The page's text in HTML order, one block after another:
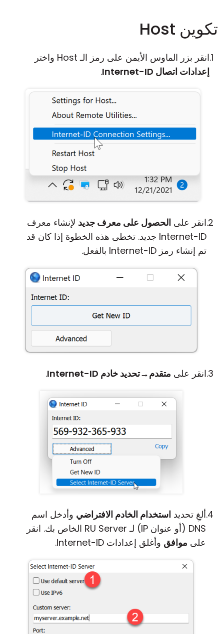
تكوين Host
انقر بزر الماوس الأيمن على رمز الـ Host واختر
إعدادات اتصال Internet-ID
.
انقر على الحصول على معرف جديد لإنشاء معرف
Internet-ID جديد. تخطى هذه الخطوة إذا كان قد
تم إنشاء رمز Internet-ID بالفعل.
انقر على متقدم→تحديد خادم Internet-ID .
ألغِ تحديد استخدام الخادم الافتراضي وأدخل اسم
DNS (أو عنوان IP) لـ RU Server الخاص بك. انقر
على موافق وأغلق إعدادات Internet-ID.